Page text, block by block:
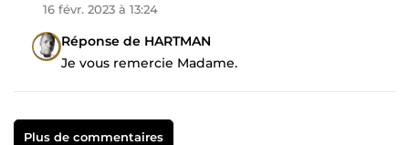
16 févr. 2023 à 13:24
Réponse de HARTMAN
Je vous remercie Madame.
Plus de commentaires